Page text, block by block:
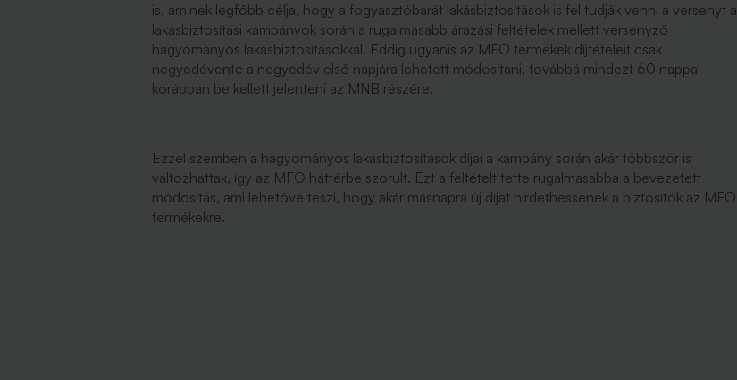
is, aminek legfőbb célja, hogy a fogyasztóbarát lakásbiztosítások is fel tudják venni a versenyt a
lakásbiztosítási kampányok során a rugalmasabb árazási feltételek mellett versenyző
hagyományos lakásbiztosításokkal. Eddig ugyanis az MFO termékek díjtételeit csak
negyedévente a negyedév első napjára lehetett módosítani, továbbá mindezt 60 nappal
korábban be kellett jelenteni az MNB részére.
Ezzel szemben a hagyományos lakásbiztosítások díjai a kampány során akár többször is
változhattak, így az MFO háttérbe szorult. Ezt a feltételt tette rugalmasabbá a bevezetett
módosítás, ami lehetővé teszi, hogy akár másnapra új díjat hirdethessenek a biztosítók az MFO
termékekre.